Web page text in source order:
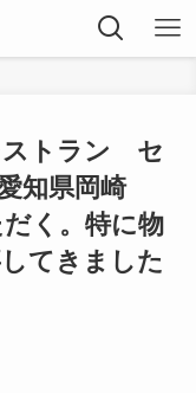
ストラン セ
知県岡崎
く。特に物
てきました